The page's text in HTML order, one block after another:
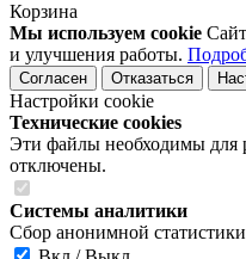
Корзина
Мы используем cookie
и улучшения работы.
Согласен Отказаться
Настройки cookie
Технические cookies
Эти файлы необходимы для
отключены.
Системы аналитики
Сбор анонимной